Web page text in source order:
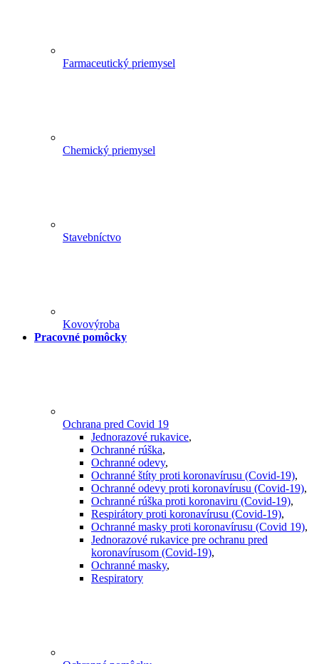
Farmaceutický priemysel
Chemický priemysel
Stavebníctvo
Kovovýroba
Pracovné pomôcky
Ochrana pred Covid 19
Jednorazové rukavice,
Ochranné rúška,
Ochranné odevy,
Ochranné štíty proti koronavírusu (Covid-19),
Ochranné odevy proti koronavírusu (Covid-19),
Ochranné rúška proti koronaviru (Covid-19),
Respirátory proti koronavírusu (Covid-19),
Ochranné masky proti koronavírusu (Covid 19),
Jednorazové rukavice pre ochranu pred
koronavírusom (Covid-19),
Ochranné masky,
Respiratory